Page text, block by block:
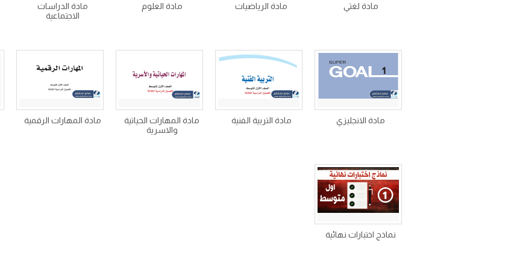
مادة لغتي مادة الرياضيات مادة العلوم
مادة الدراسات
الاجتماعية
مادة الانجليزي مادة التربية الفنية
مادة المهارات الحياتية
والاسرية
مادة المهارات الرقمية
نماذج اختبارات نهائية